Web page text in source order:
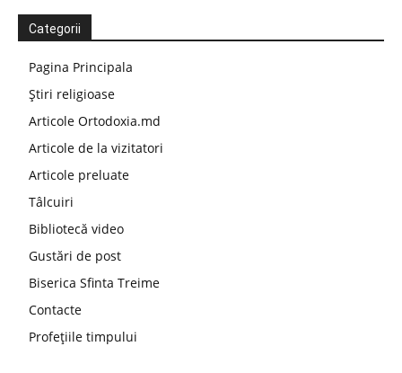
Categorii
Pagina Principala
Știri religioase
Articole Ortodoxia.md
Articole de la vizitatori
Articole preluate
Tâlcuiri
Bibliotecă video
Gustări de post
Biserica Sfinta Treime
Contacte
Profețiile timpului